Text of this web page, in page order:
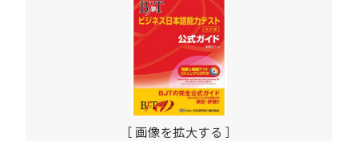
［ 画像を拡大する ］